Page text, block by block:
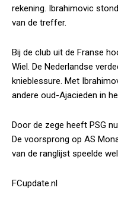
rekening. Ibrahimovic
van de treffer.
Bij de club uit de Franse
Wiel. De Nederlandse
knieblessure. Met
andere oud-Ajacieden in
Door de zege heeft PSG
De voorsprong op AS
van de ranglijst speelde
FCupdate.nl